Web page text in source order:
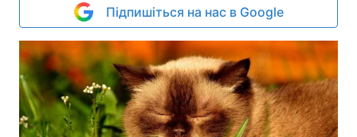
Підпишіться на нас в Google